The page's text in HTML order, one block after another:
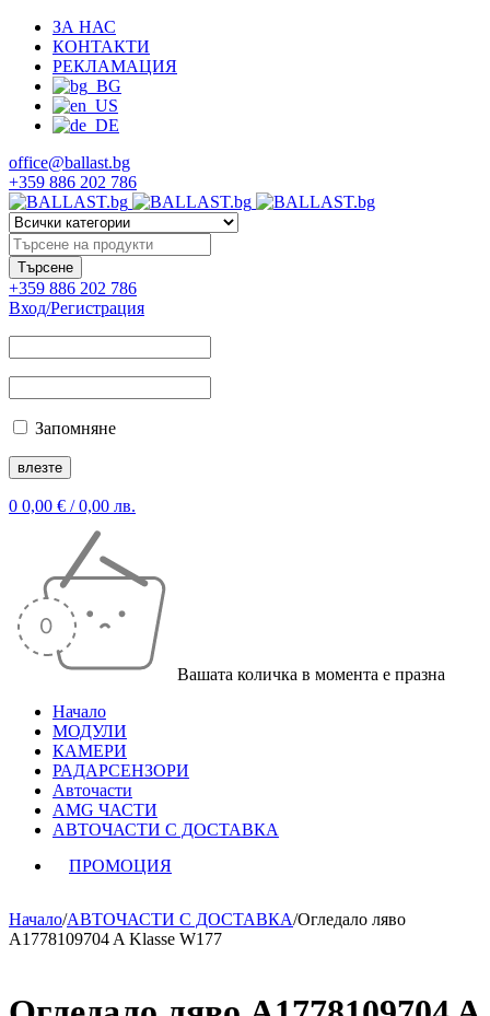
ЗА НАС
КОНТАКТИ
РЕКЛАМАЦИЯ
office@ballast.bg
+359 886 202 786
+359 886 202 786
Вход/Регистрация
Запомняне
0 0,00 € / 0,00 лв.
Вашата количка в момента е празна
Начало
МОДУЛИ
КАМЕРИ
РАДАРСЕНЗОРИ
Авточасти
AMG ЧАСТИ
АВТОЧАСТИ С ДОСТАВКА
ПРОМОЦИЯ
Начало/АВТОЧАСТИ С ДОСТАВКА/Огледало ляво
A1778109704 A Klasse W177